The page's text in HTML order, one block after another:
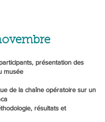
présentation des
musée
de la chaîne opératoire sur un
résultats et